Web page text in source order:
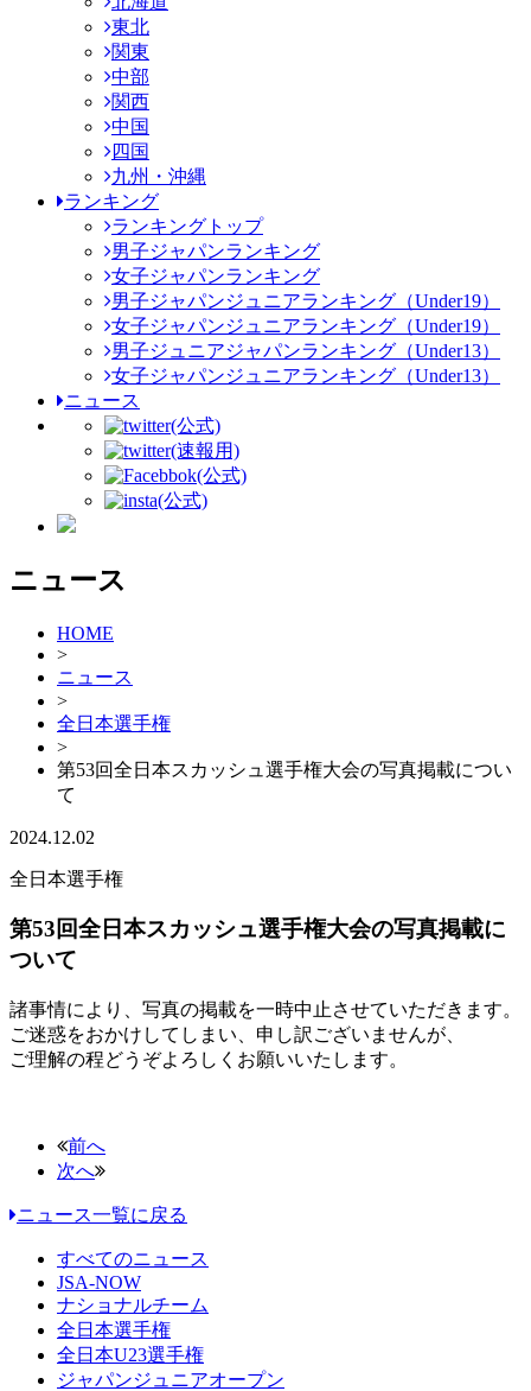
東北
関東
中部
関西
中国
四国
九州・沖縄
ランキング
ランキングトップ
男子ジャパンランキング
女子ジャパンランキング
男子ジャパンジュニアランキング（Under19）
女子ジャパンジュニアランキング（Under19）
男子ジュニアジャパンランキング（Under13）
女子ジャパンジュニアランキング（Under13）
ニュース
(公式)
(速報用)
(公式)
(公式)
ニュース
HOME
>
ニュース
>
全日本選手権
>
第53回全日本スカッシュ選手権大会の写真掲載につい
て
2024.12.02
全日本選手権
第53回全日本スカッシュ選手権大会の写真掲載に
ついて
諸事情により、写真の掲載を一時中止させていただきます。
ご迷惑をおかけしてしまい、申し訳ございませんが、
ご理解の程どうぞよろしくお願いいたします。
前へ
次へ
ニュース一覧に戻る
すべてのニュース
JSA-NOW
ナショナルチーム
全日本選手権
全日本U23選手権
ジャパンジュニアオープン